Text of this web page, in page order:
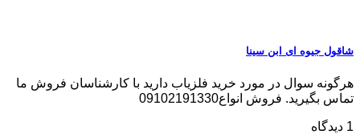
شاقول جیوه ای ابن سینا
هرگونه سوال در مورد خرید فلزیاب دارید با کارشناسان فروش ما
تماس بگیرید. فروش انواع09102191330
1 دیدگاه